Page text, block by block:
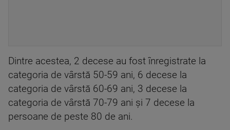
Dintre acestea, 2 decese au fost înregistrate la
categoria de vârstă 50-59 ani, 6 decese la
categoria de vârstă 60-69 ani, 3 decese la
categoria de vârstă 70-79 ani și 7 decese la
persoane de peste 80 de ani.